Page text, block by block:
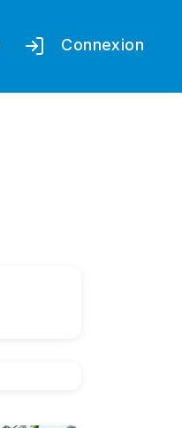
Connexion